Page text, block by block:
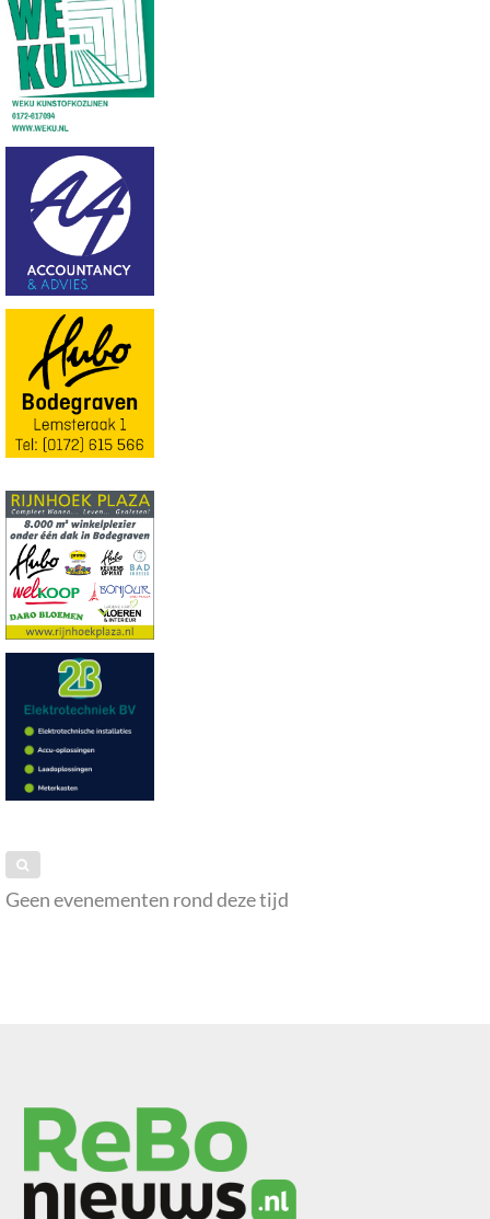
Geen evenementen rond deze tijd